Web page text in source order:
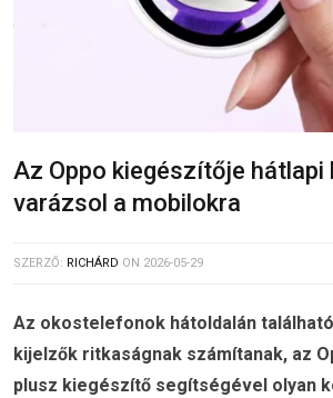
Az Oppo kiegészítője hátlapi
varázsol a mobilokra
SZERZŐ: RICHÁRD ON 2026-05-29
Az okostelefonok hátoldalán
kijelzők ritkaságnak számítanak, az
plusz kiegészítő segítségével olyan